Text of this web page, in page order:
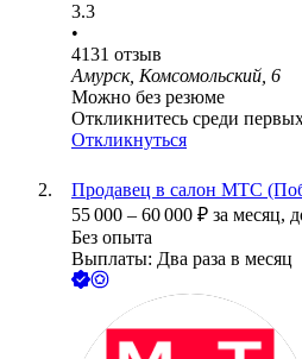
3.3
•
4131 отзыв
Амурск, Комсомольский, 6
Можно без резюме
Откликнитесь среди
Откликнуться
Продавец в салон МТС
55 000 – 60 000 ₽ за месяц,
Без опыта
Выплаты: Два раза в месяц